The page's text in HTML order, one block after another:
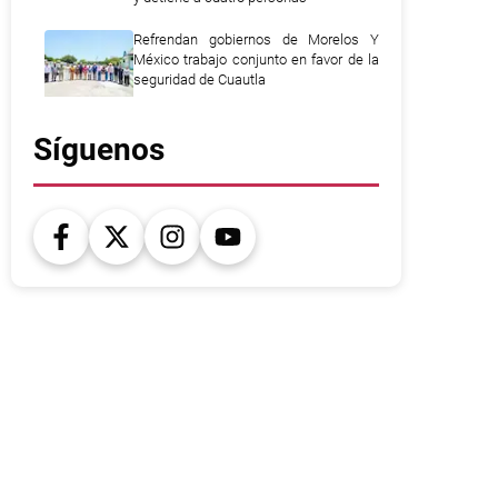
Refrendan gobiernos de Morelos Y
México trabajo conjunto en favor de la
seguridad de Cuautla
Síguenos